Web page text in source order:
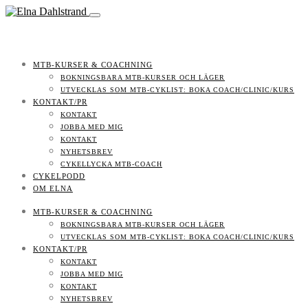
MTB-KURSER & COACHNING
BOKNINGSBARA MTB-KURSER OCH LÄGER
UTVECKLAS SOM MTB-CYKLIST: BOKA COACH/CLINIC/KURS
KONTAKT/PR
KONTAKT
JOBBA MED MIG
KONTAKT
NYHETSBREV
CYKELLYCKA MTB-COACH
CYKELPODD
OM ELNA
MTB-KURSER & COACHNING
BOKNINGSBARA MTB-KURSER OCH LÄGER
UTVECKLAS SOM MTB-CYKLIST: BOKA COACH/CLINIC/KURS
KONTAKT/PR
KONTAKT
JOBBA MED MIG
KONTAKT
NYHETSBREV